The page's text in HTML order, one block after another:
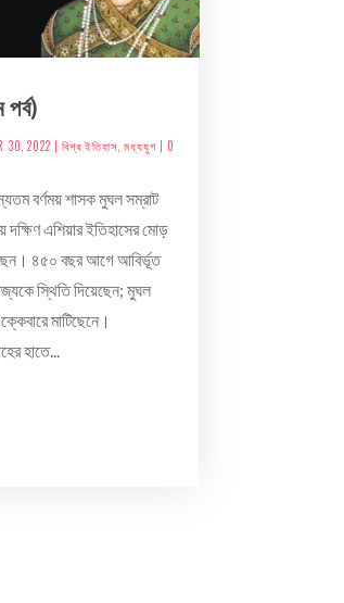
30, 2022 | বিশ্ব ইতিহাস, মধ্যযুগ| 0
বর্ণময় শাসক মুঘল সম্রাট
দক্ষিণ এশিয়ার ইতিহাসের মোড়
৪৫০ বছর আগে আবির্ভূত
স্থিতি দিয়েছেন; মুঘল
মাটিছেনে।
হাতে...